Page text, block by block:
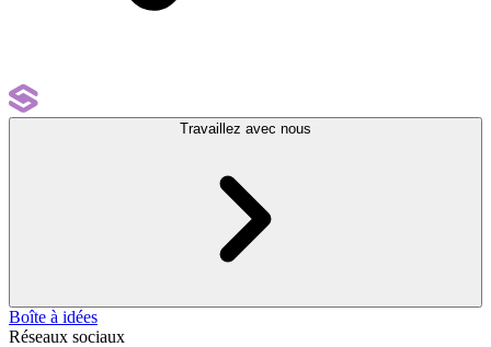
Travaillez avec nous
Boîte à idées
Réseaux sociaux